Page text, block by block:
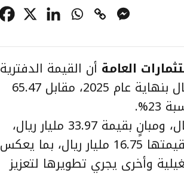
العامة أن القيمة الدفترية
للعقارات الاستثمارية ارتفعت إلى 80.49 مليار ريال بنهاية عام 2025، مقابل 65.47
وتتوزع المحفظة بين أراضٍ بقيمة 29.77 مليار ريال، ومبانٍ بقيمة 33.97 مليار ريال،
إضافة إلى مشروعات عقارية قيد التطوير بلغت قيمتها 16.75 مليار ريال، بما يعكس
وأخرى يجري تطويرها لتعزيز